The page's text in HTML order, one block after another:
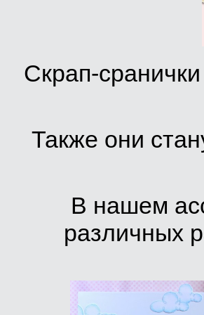
Скрап-
Также они
В нашем
различных